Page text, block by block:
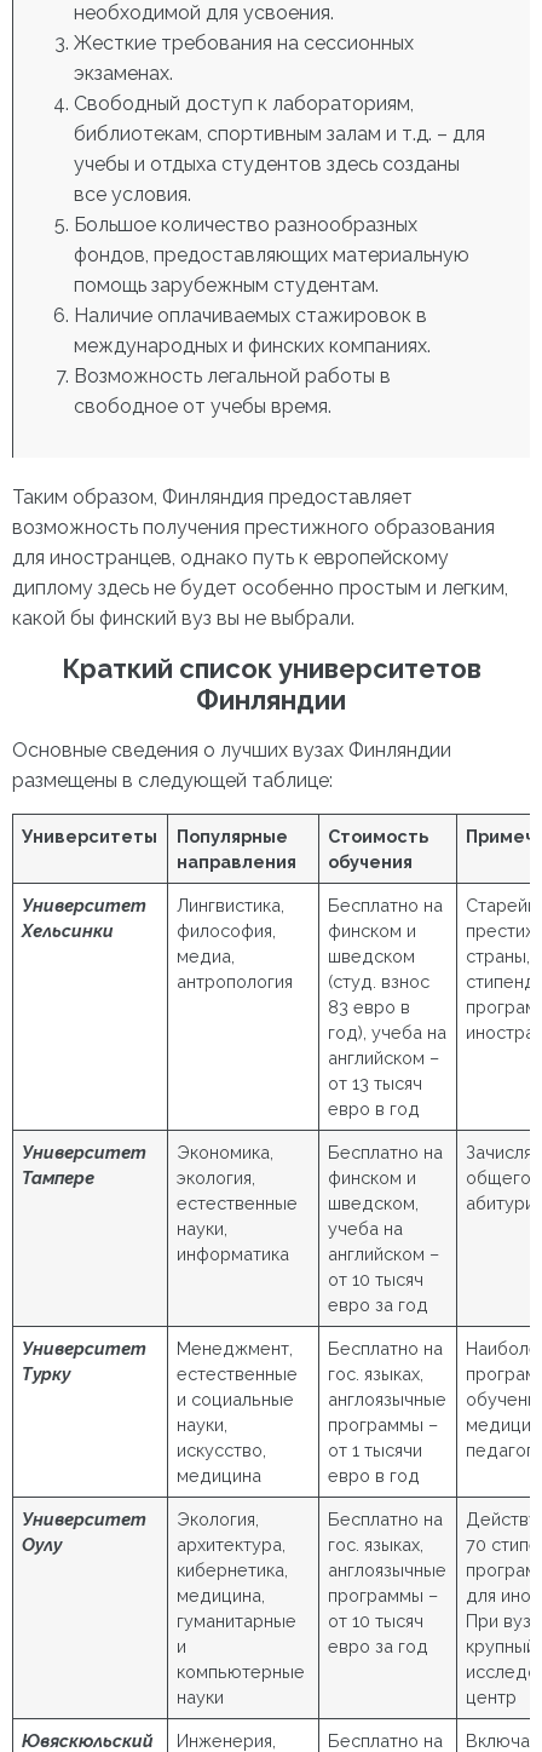
необходимой для усвоения.
Жесткие требования на сессионных
экзаменах.
Свободный доступ к лабораториям,
библиотекам, спортивным залам и т.д. – для
учебы и отдыха студентов здесь созданы
все условия.
Большое количество разнообразных
фондов, предоставляющих материальную
помощь зарубежным студентам.
Наличие оплачиваемых стажировок в
международных и финских компаниях.
Возможность легальной работы в
свободное от учебы время.
Таким образом, Финляндия предоставляет
возможность получения престижного образования
для иностранцев, однако путь к европейскому
диплому здесь не будет особенно простым и легким,
какой бы финский вуз вы не выбрали.
Краткий список университетов
Финляндии
Основные сведения о лучших вузах Финляндии
размещены в следующей таблице:
Университеты
Популярные
направления
Стоимость
обучения
Университет
Хельсинки
Лингвистика,
философия,
медиа,
антропология
Бесплатно на
финском и
шведском
(студ. взнос
83 евро в
год), учеба на
английском –
от 13 тысяч
евро в год
страны,
Университет
Тампере
Экономика,
экология,
естественные
науки,
информатика
Бесплатно на
финском и
шведском,
учеба на
английском –
от 10 тысяч
евро за год
общего
Университет
Турку
Менеджмент,
естественные
и социальные
науки,
искусство,
медицина
Бесплатно на
гос. языках,
англоязычные
программы –
от 1 тысячи
евро в год
Университет
Оулу
Экология,
архитектура,
кибернетика,
медицина,
гуманитарные
и
компьютерные
науки
Бесплатно на
гос. языках,
англоязычные
программы –
от 10 тысяч
евро за год
70
для
При
крупный
центр
Ювяскюльский
Инженерия,
Бесплатно на